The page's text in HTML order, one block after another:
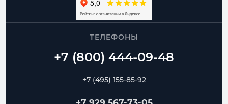
ТЕЛЕФОНЫ
+7 (495) 155-85-92